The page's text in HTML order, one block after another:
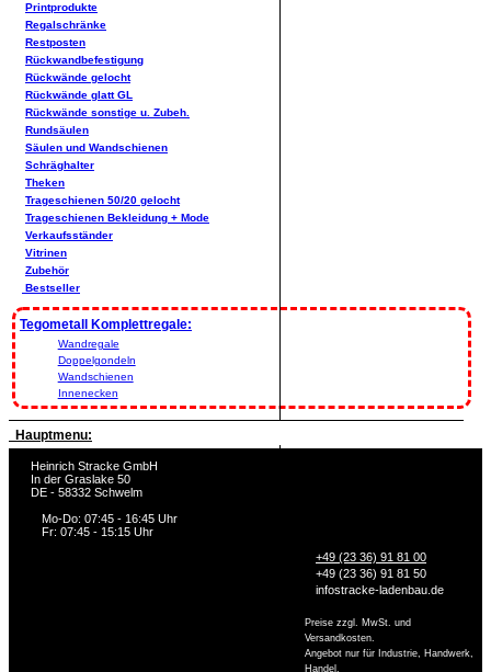
Printprodukte
Regalschränke
Restposten
Rückwandbefestigung
Rückwände gelocht
Rückwände glatt GL
Rückwände sonstige u. Zubeh.
Rundsäulen
Säulen und Wandschienen
Schräghalter
Theken
Trageschienen 50/20 gelocht
Trageschienen Bekleidung + Mode
Verkaufsständer
Vitrinen
Zubehör
Bestseller
Tegometall Komplettregale:
Wandregale
Doppelgondeln
Wandschienen
Innenecken
Hauptmenu:
Heinrich Stracke GmbH
In der Graslake 50
DE - 58332 Schwelm
Mo-Do: 07:45 - 16:45 Uhr
Fr: 07:45 - 15:15 Uhr
+49 (23 36) 91 81 00
+49 (23 36) 91 81 50
infostracke-ladenbau.de
Preise zzgl. MwSt. und
Versandkosten.
Angebot nur für Industrie, Handwerk,
Handel,